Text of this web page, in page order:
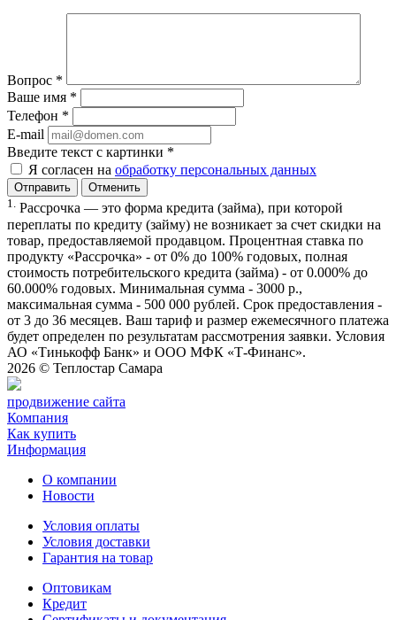
Вопрос *
Ваше имя *
Телефон *
E-mail
Введите текст с картинки *
Я согласен на обработку персональных данных
Отменить
1. Рассрочка — это форма кредита (займа), при которой
переплаты по кредиту (займу) не возникает за счет скидки на
товар, предоставляемой продавцом. Процентная ставка по
продукту «Рассрочка» - от 0% до 100% годовых, полная
стоимость потребительского кредита (займа) - от 0.000% до
60.000% годовых. Минимальная сумма - 3000 р.,
максимальная сумма - 500 000 рублей. Срок предоставления -
от 3 до 36 месяцев. Ваш тариф и размер ежемесячного платежа
будет определен по результатам рассмотрения заявки. Условия
АО «Тинькофф Банк» и ООО МФК «Т-Финанс».
2026 © Теплостар Самара
продвижение сайта
Компания
Как купить
Информация
О компании
Новости
Условия оплаты
Условия доставки
Гарантия на товар
Оптовикам
Кредит